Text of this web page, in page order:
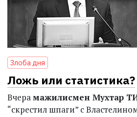
Злоба дня
Ложь или статистика?
Вчерамажилисмен Мухтар
“скрестил шпаги” с